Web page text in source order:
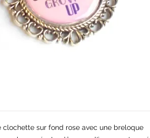
sur fond rose avec une breloque